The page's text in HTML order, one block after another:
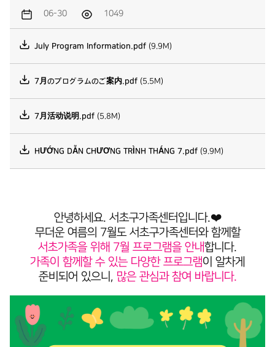
06-30 1049
July Program Information.pdf (9.9M)
7月のプログラムのご案内.pdf (5.5M)
7月活动说明.pdf (5.8M)
HƯỚNG DẪN CHƯƠNG TRÌNH THÁNG 7.pdf (9.9M)
안녕하세요. 서초구가족센터입니다.❤️
무더운 여름의 7월도 서초구가족센터와 함께할
서초가족을 위해 7월 프로그램을 안내합니다.
가족이 함께할 수 있는 다양한 프로그램이 알차게
준비되어 있으니, 많은 관심과 참여 바랍니다.